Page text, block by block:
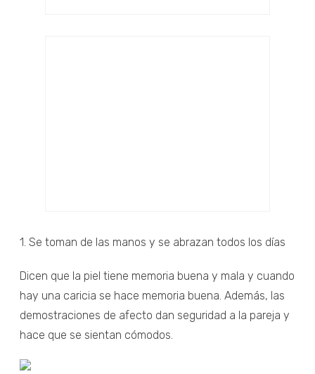
1. Se toman de las manos y se abrazan todos los días
Dicen que la piel tiene memoria buena y mala y cuando
hay una caricia se hace memoria buena. Además, las
demostraciones de afecto dan seguridad a la pareja y
hace que se sientan cómodos.